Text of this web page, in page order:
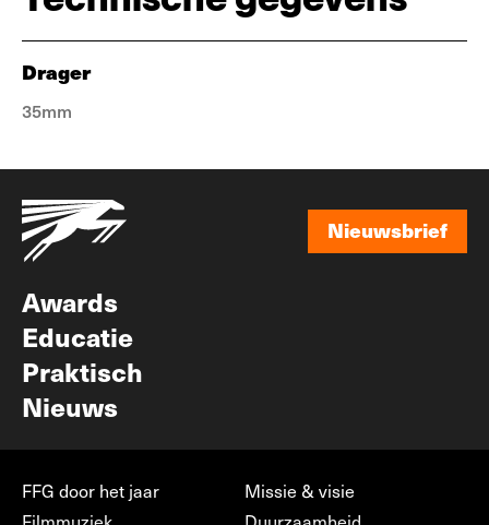
Drager
35mm
Nieuwsbrief
Awards
Educatie
Praktisch
Nieuws
FFG door het jaar
Missie & visie